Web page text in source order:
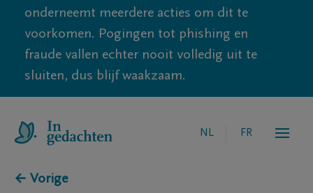
onderneemt meerdere acties om dit te
voorkomen. Pogingen tot phishing en
fraude vallen echter nooit volledig uit te
sluiten, dus blijf waakzaam.
NL FR
← Vorige